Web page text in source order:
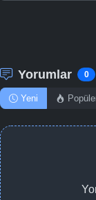
Yorumlar 0
Yeni